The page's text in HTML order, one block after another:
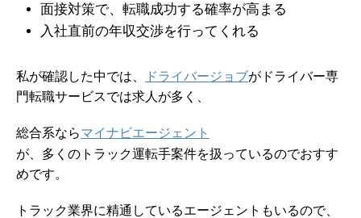
面接対策で、転職成功する確率が高まる
入社直前の年収交渉を行ってくれる
私が確認した中では、 ドライバージョブがドライバー専
門転職サービスでは求人が多く、
総合系ならマイナビエージェント
が、多くのトラック運転手案件を扱っているのでおすす
めです。
トラック業界に精通しているエージェントもいるので、